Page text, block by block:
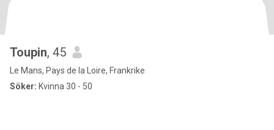
Toupin, 45
Le Mans, Pays de la Loire, Frankrike
Söker: Kvinna 30 - 50